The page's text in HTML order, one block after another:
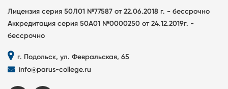
Лицензия серия 50Л01 №77587 от 22.06.2018 г. - бессрочно
Аккредитация серия 50А01 №0000250 от 24.12.2019г. -
бессрочно
г. Подольск, ул. Февральская, 65
info@parus-college.ru